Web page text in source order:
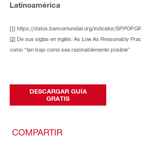
Latinoamérica
[1] https://datos.bancomundial.org/indicator/
[2] De sus siglas en inglés: As Low As Reasonably
como “tan bajo como sea razonablemente posible”
DESCARGAR GUÍA
GRATIS
COMPARTIR